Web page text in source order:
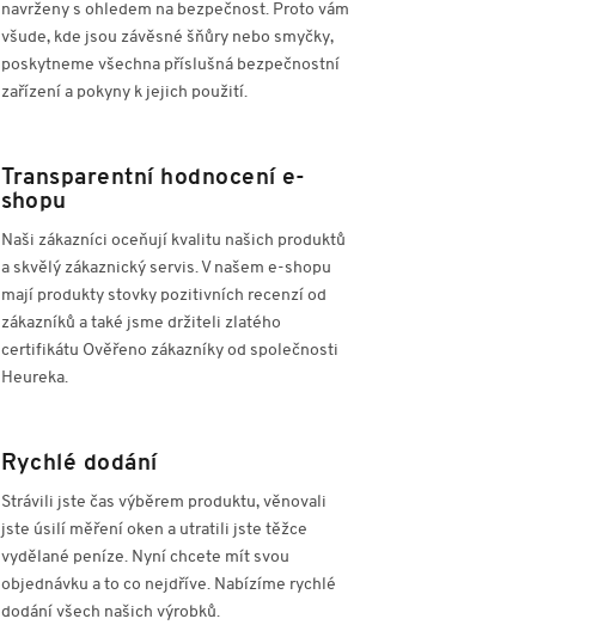
navrženy s ohledem na bezpečnost. Proto vám
všude, kde jsou závěsné šňůry nebo smyčky,
poskytneme všechna příslušná bezpečnostní
zařízení a pokyny k jejich použití.
Transparentní hodnocení e-
shopu
Naši zákazníci oceňují kvalitu našich produktů
a skvělý zákaznický servis. V našem e-shopu
mají produkty stovky pozitivních recenzí od
zákazníků a také jsme držiteli zlatého
certifikátu Ověřeno zákazníky od společnosti
Heureka.
Rychlé dodání
Strávili jste čas výběrem produktu, věnovali
jste úsilí měření oken a utratili jste těžce
vydělané peníze. Nyní chcete mít svou
objednávku a to co nejdříve. Nabízíme rychlé
dodání všech našich výrobků.